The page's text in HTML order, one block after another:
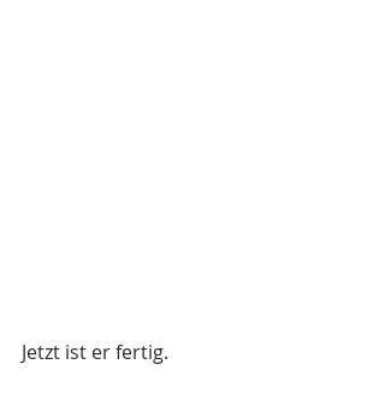
Jetzt ist er fertig.